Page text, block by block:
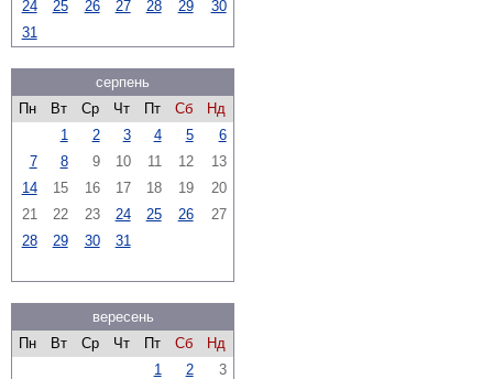
24
25 26 27 28 29
30
31
серпень
Пн
Вт Ср Чт Пт Сб
Нд
1
2 3 4 5
6
7
8 9 10 11 12
13
14
15 16 17 18 19
20
21
22 23 24 25 26
27
28
29 30 31
вересень
Пн
Вт Ср Чт Пт Сб
Нд
1
2
3